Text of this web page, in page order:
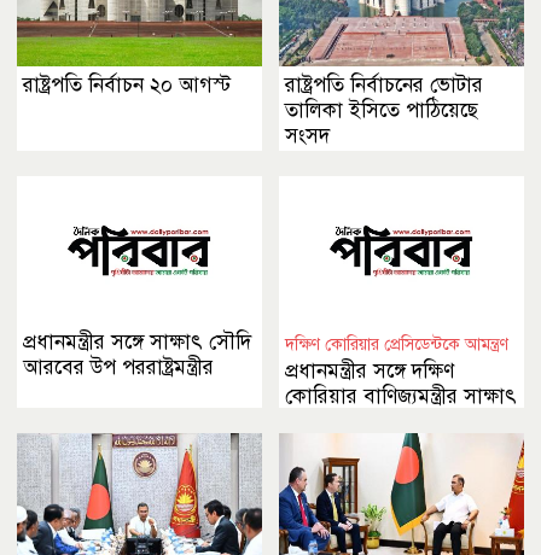
রাষ্ট্রপতি নির্বাচন ২০ আগস্ট
রাষ্ট্রপতি নির্বাচনের ভোটার
তালিকা ইসিতে পাঠিয়েছে
সংসদ
প্রধানমন্ত্রীর সঙ্গে সাক্ষাৎ সৌদি
আরবের উপ পররাষ্ট্রমন্ত্রীর
দক্ষিণ কোরিয়ার প্রেসিডেন্টকে আমন্ত্রণ
প্রধানমন্ত্রীর সঙ্গে দক্ষিণ
কোরিয়ার বাণিজ্যমন্ত্রীর সাক্ষাৎ